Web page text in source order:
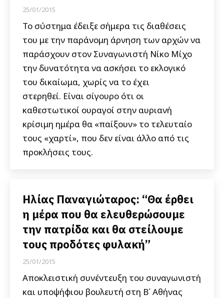
25/01/2015
Το σύστημα έδειξε σήμερα τις διαθέσεις
του με την παράνομη άρνηση των αρχών να
παράσχουν στον Συναγωνιστή Νίκο Μίχο
την δυνατότητα να ασκήσει το εκλογικό
του δικαίωμα, χωρίς να το έχει
στερηθεί. Είναι σίγουρο ότι οι
καθεστωτικοί ουραγοί στην αυριανή
κρίσιμη ημέρα θα «παίξουν» το τελευταίο
τους «χαρτί», που δεν είναι άλλο από τις
προκλήσεις τους.
Ηλίας Παναγιώταρος: “Θα έρθει
η μέρα που θα ελευθερώσουμε
την πατρίδα και θα στείλουμε
τους προδότες φυλακή”
25/01/2015
Αποκλειστική συνέντευξη του συναγωνιστή
και υποψήφιου βουλευτή στη Β΄ Αθήνας